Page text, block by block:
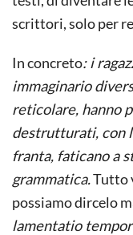
scrittori, solo per
In concreto: i
immaginario
reticolare, hanno
destrutturati, con
franta, faticano a
grammatica.Tutto
possiamo dircelo
lamentatio